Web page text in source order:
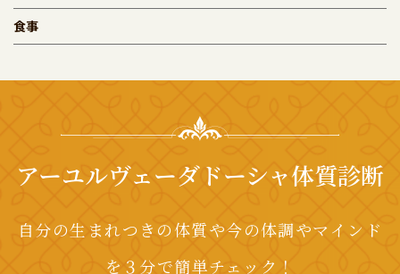
食事
アーユルヴェーダドーシャ体質診断
自分の生まれつきの体質や今の体調やマインド
を３分で簡単チェック！